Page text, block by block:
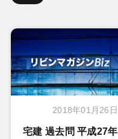
2018年01月26日
宅建 過去問 平成27年